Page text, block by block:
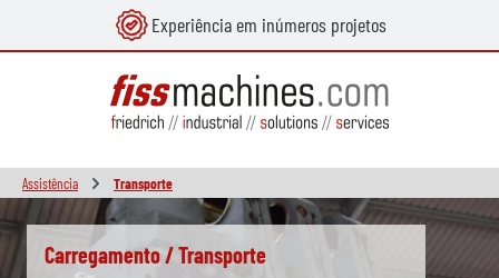
Experiência em inúmeros projetos
Assistência Transporte
Skip slider
Carregamento / Transporte